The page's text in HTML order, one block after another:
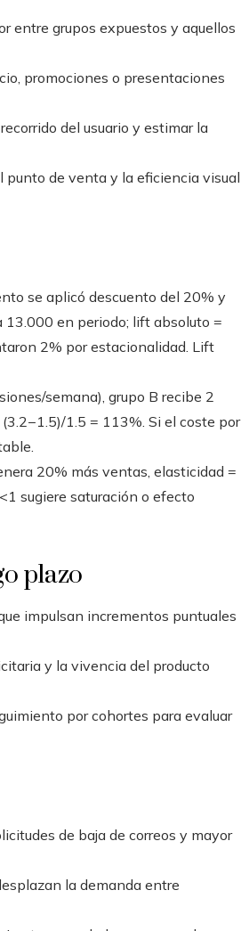
entre grupos expuestos y aquellos
promociones o presentaciones
del usuario y estimar la
de venta y la eficiencia visual
se aplicó descuento del 20% y
en periodo; lift absoluto =
2% por estacionalidad. Lift
semana), grupo B recibe 2
1.5 = 113%. Si el coste por
20% más ventas, elasticidad =
sugiere saturación o efecto
plazo
impulsan incrementos puntuales
y la vivencia del producto
por cohortes para evaluar
de baja de correos y mayor
la demanda entre